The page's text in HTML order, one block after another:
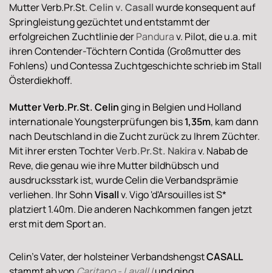
Mutter Verb.Pr.St.Celin v. Casallwurde konsequent auf
Springleistung gezüchtet und entstammt der
erfolgreichen Zuchtlinie derPandurav. Pilot, die u.a. mit
ihren Contender-Töchtern Contida (Großmutter des
Fohlens) und Contessa Zuchtgeschichte schrieb im Stall
Österdiekhoff.
Mutter Verb.Pr.St. Celinging in Belgien und Holland
internationale Youngsterprüfungen bis1,35m, kam dann
nach Deutschland in die Zucht zurück zu Ihrem Züchter.
Mit ihrer ersten TochterVerb.Pr.St. Nakirav. Nabab de
Reve, die genau wie ihre Mutter bildhübsch und
ausdrucksstark ist, wurde Celin die Verbandsprämie
verliehen. Ihr SohnVisallv. Vigo 'd'Arsouilles ist S*
platziert 1.40m. Die anderen Nachkommen fangen jetzt
erst mit dem Sport an.
Celin's Vater, der holsteiner VerbandshengstCASALL